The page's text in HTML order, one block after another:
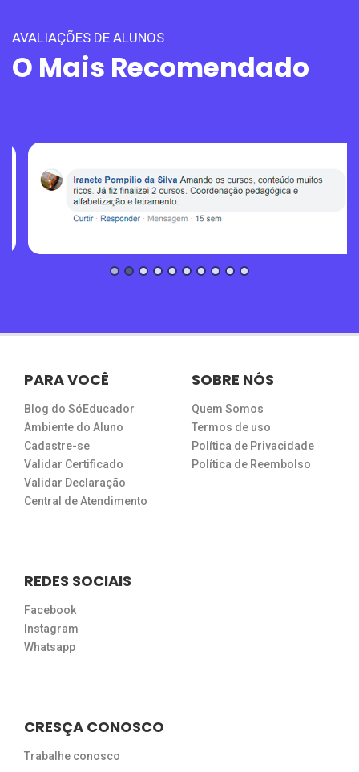
AVALIAÇÕES DE ALUNOS
O Mais Recomendado
PARA VOCÊ
Blog do SóEducador
Ambiente do Aluno
Cadastre-se
Validar Certificado
Validar Declaração
Central de Atendimento
SOBRE NÓS
Quem Somos
Termos de uso
Política de Privacidade
Política de Reembolso
REDES SOCIAIS
Facebook
Instagram
Whatsapp
CRESÇA CONOSCO
Trabalhe conosco